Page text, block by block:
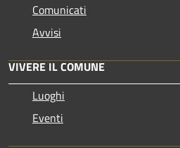
Comunicati
Avvisi
VIVERE IL COMUNE
Luoghi
Eventi